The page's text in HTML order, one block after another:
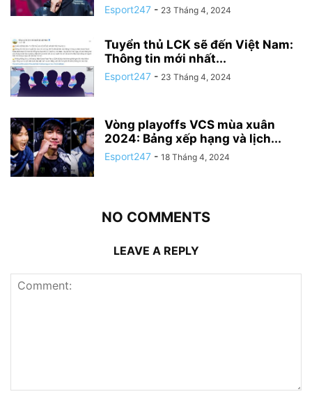
Esport247 - 23 Tháng 4, 2024
Tuyển thủ LCK sẽ đến Việt Nam:
Thông tin mới nhất...
Esport247 - 23 Tháng 4, 2024
Vòng playoffs VCS mùa xuân
2024: Bảng xếp hạng và lịch...
Esport247 - 18 Tháng 4, 2024
NO COMMENTS
LEAVE A REPLY